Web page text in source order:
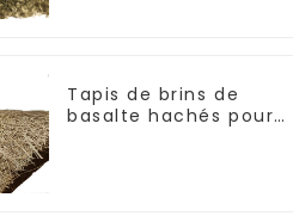
Tapis de brins de
basalte hachés pour